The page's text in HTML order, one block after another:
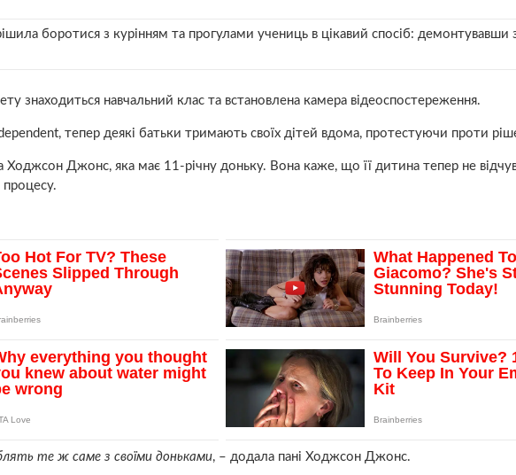
боротися з курінням та прогулами учениць в цікавий спосіб: демонтувавши
знаходиться навчальний клас та встановлена камера відеоспостереження.
тепер деякі батьки тримають своїх дітей вдома, протестуючи проти
Ходжсон Джонс, яка має 11-річну доньку. Вона каже, що її дитина тепер не
процесу.
те ж саме з своїми доньками, – додала пані Ходжсон Джонс.